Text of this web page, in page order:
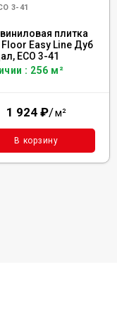
3-41
плитка
Easy Line Дуб
ЕСО 3-41
: 256 м²
1 924 ₽/м²
В корзину